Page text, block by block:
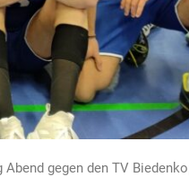
gegen den TV